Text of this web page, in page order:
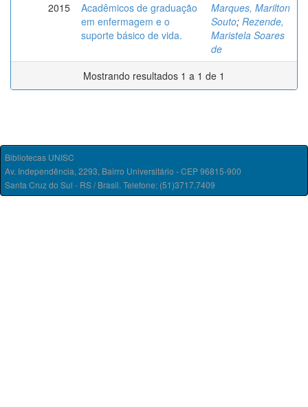
2015
Acadêmicos de graduação
em enfermagem e o
suporte básico de vida.
Marques, Marilton
Souto; Rezende,
Maristela Soares
de
Mostrando resultados 1 a 1 de 1
Bibliotecas UNISC
Av. Independência, 2293, Bairro Universitário - CEP 96815-900
Santa Cruz do Sul - RS / Brasil. Telefone: (51)3717.7409